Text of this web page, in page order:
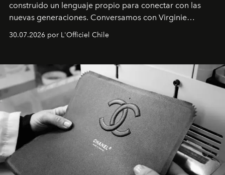
construido un lenguaje propio para conectar con las
nuevas generaciones. Conversamos con Virginie
Dubray, la responsable de marketing para
Latinoamérica, sobre identidad, cultura y el valor
30.07.2026 por L'Officiel Chile